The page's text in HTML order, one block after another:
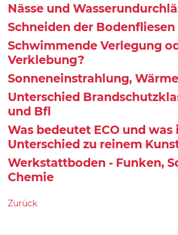
Nässe und
Schneiden der Bodenfliesen
Schwimmende Verlegung
Verklebung?
Sonneneinstrahlung,
Unterschied
und Bfl
Was bedeutet ECO und was
Unterschied zu reinem
Werkstattboden - Funken,
Chemie
Zurück